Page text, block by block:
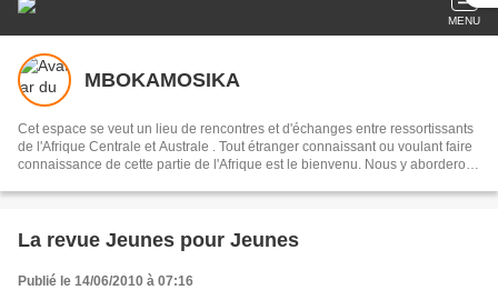
MENU
MBOKAMOSIKA
Cet espace se veut un lieu de rencontres et d'échanges entre ressortissants
de l'Afrique Centrale et Australe . Tout étranger connaissant ou voulant faire
connaissance de cette partie de l'Afrique est le bienvenu. Nous y aborderons
interlocuteurs . Notre devise:réduire la distance qui nous sépare du
musique dans toute sa diversité
La revue Jeunes pour Jeunes
Publié le 14/06/2010 à 07:16